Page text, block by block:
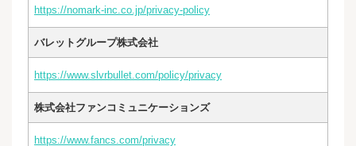
https://nomark-inc.co.jp/privacy-policy
バレットグループ株式会社
https://www.slvrbullet.com/policy/privacy
株式会社ファンコミュニケーションズ
https://www.fancs.com/privacy